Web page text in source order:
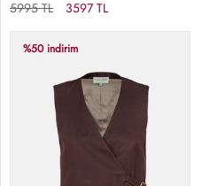
5995 TL
3597 TL
%50 indirim